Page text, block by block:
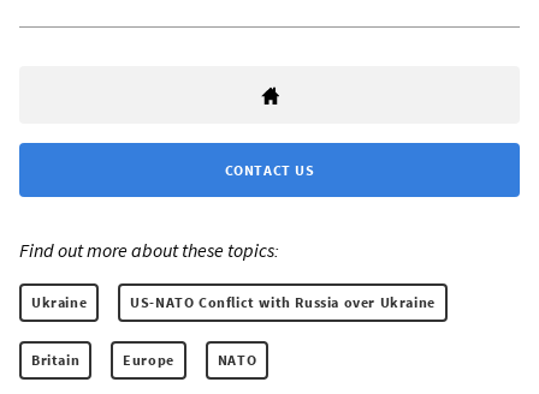
CONTACT US
Find out more about these topics:
Ukraine US-NATO Conflict with Russia over Ukraine
Britain Europe NATO